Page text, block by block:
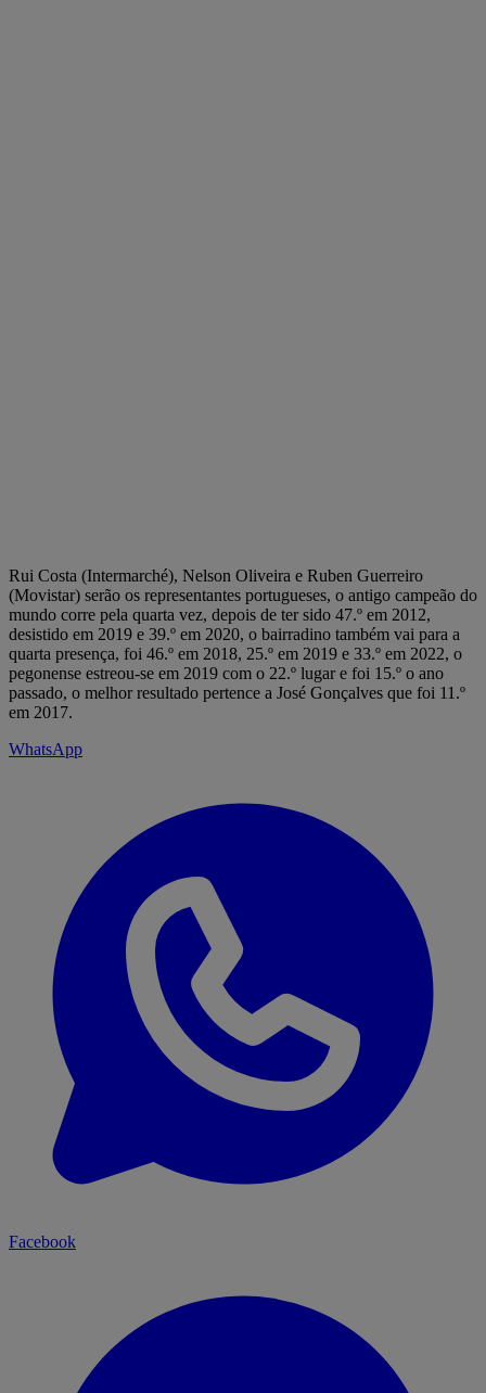
Rui Costa (Intermarché), Nelson Oliveira e Ruben Guerreiro
(Movistar) serão os representantes portugueses, o antigo campeão do
mundo corre pela quarta vez, depois de ter sido 47.º em 2012,
desistido em 2019 e 39.º em 2020, o bairradino também vai para a
quarta presença, foi 46.º em 2018, 25.º em 2019 e 33.º em 2022, o
pegonense estreou-se em 2019 com o 22.º lugar e foi 15.º o ano
passado, o melhor resultado pertence a José Gonçalves que foi 11.º
em 2017.
WhatsApp
Facebook